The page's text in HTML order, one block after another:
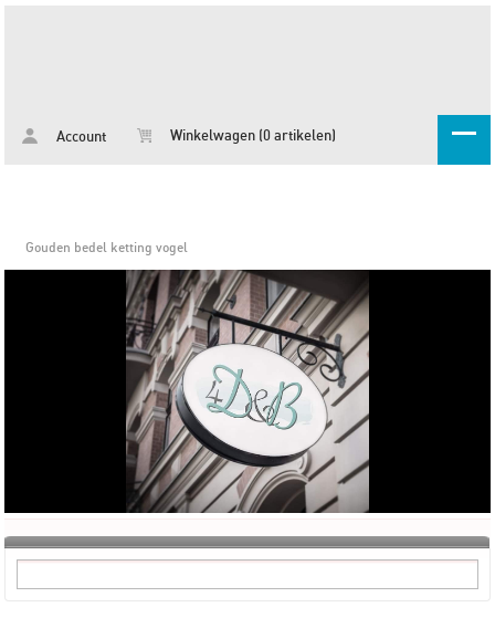
Account Winkelwagen (0 artikelen)
Gouden bedel ketting vogel